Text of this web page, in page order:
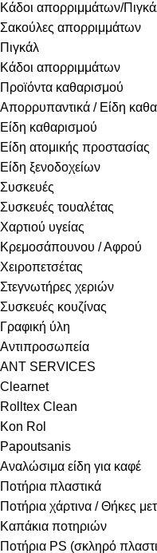
Κάδοι απορριμμάτων/
Σακούλες απορριμμάτων
Πιγκάλ
Κάδοι απορριμμάτων
Προϊόντα καθαρισμού
Απορρυπαντικά / Είδη
Είδη καθαρισμού
Είδη ατομικής προστασίας
Είδη ξενοδοχείων
Συσκευές
Συσκευές τουαλέτας
Χαρτιού υγείας
Κρεμοσάπουνου / Αφρού
Χειροπετσέτας
Στεγνωτήρες χεριών
Συσκευές κουζίνας
Γραφική ύλη
Αντιπροσωπεία
ANT SERVICES
Clearnet
Rolltex Clean
Kon Rol
Papoutsanis
Αναλώσιμα είδη για καφέ
Ποτήρια πλαστικά
Ποτήρια χάρτινα / Θήκες
Καπάκια ποτηριών
Ποτήρια PS (σκληρό